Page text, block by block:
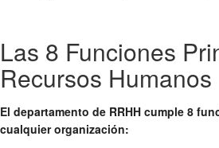
Las 8 Funciones
Recursos Humanos
El departamento de RRHH cumple 8
cualquier organización: